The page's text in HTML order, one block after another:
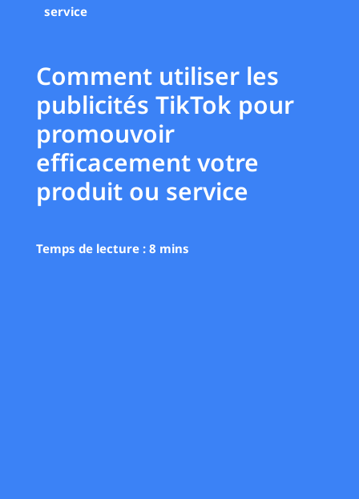
service
Comment utiliser les
publicités TikTok pour
promouvoir
efficacement votre
produit ou service